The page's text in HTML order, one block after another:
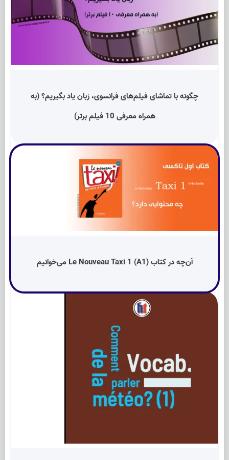
چگونه با تماشای فیلم‌های فرانسوی، زبان یاد بگیریم؟ (به
همراه معرفی 10 فیلم برتر)
آن‌چه در کتاب Le Nouveau Taxi 1 (A1) می‌خوانیم